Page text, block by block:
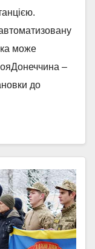
може
–
до